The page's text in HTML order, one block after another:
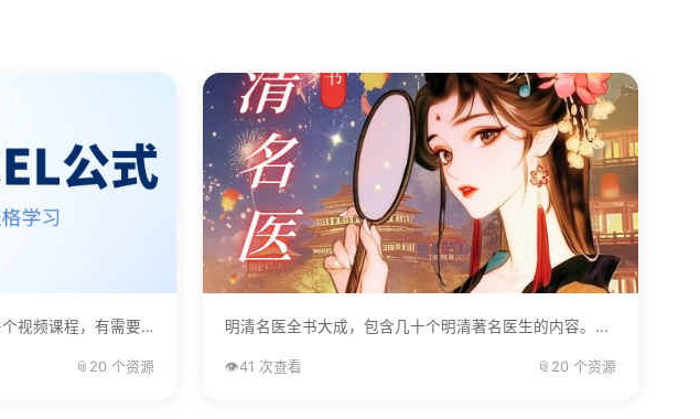
Excel公式学习课程，专题内容为多个视频课程，有需要的自己下载学习。...
📎 20 个资源
明清名医全书大成，包含几十个明清著名医生的内容。...
👁️41 次查看 📎 20 个资源